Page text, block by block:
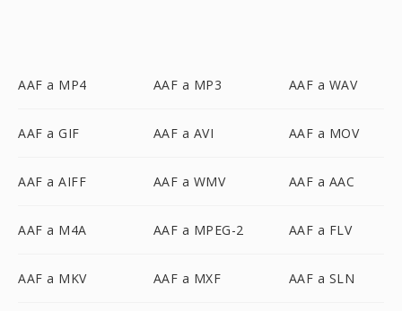
AAF a MP4 AAF a MP3 AAF a WAV
AAF a GIF AAF a AVI AAF a MOV
AAF a AIFF AAF a WMV AAF a AAC
AAF a M4A AAF a MPEG-2 AAF a FLV
AAF a MKV AAF a MXF AAF a SLN